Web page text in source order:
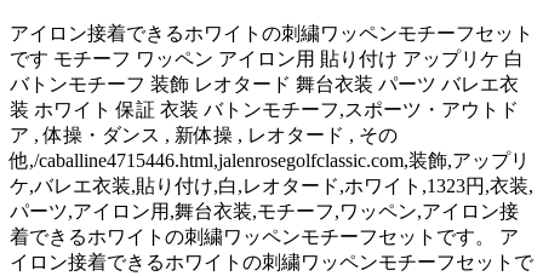
アイロン接着できるホワイトの刺繍ワッペンモチーフセット
です モチーフ ワッペン アイロン用 貼り付け アップリケ 白
バトンモチーフ 装飾 レオタード 舞台衣装 パーツ バレエ衣
装 ホワイト 保証 衣装 バトンモチーフ,スポーツ・アウトド
ア , 体操・ダンス , 新体操 , レオタード , その
他,/caballine4715446.html,jalenrosegolfclassic.com,装飾,アップリ
ケ,バレエ衣装,貼り付け,白,レオタード,ホワイト,1323円,衣装,
パーツ,アイロン用,舞台衣装,モチーフ,ワッペン,アイロン接
着できるホワイトの刺繍ワッペンモチーフセットです。 ア
イロン接着できるホワイトの刺繍ワッペンモチーフセットで